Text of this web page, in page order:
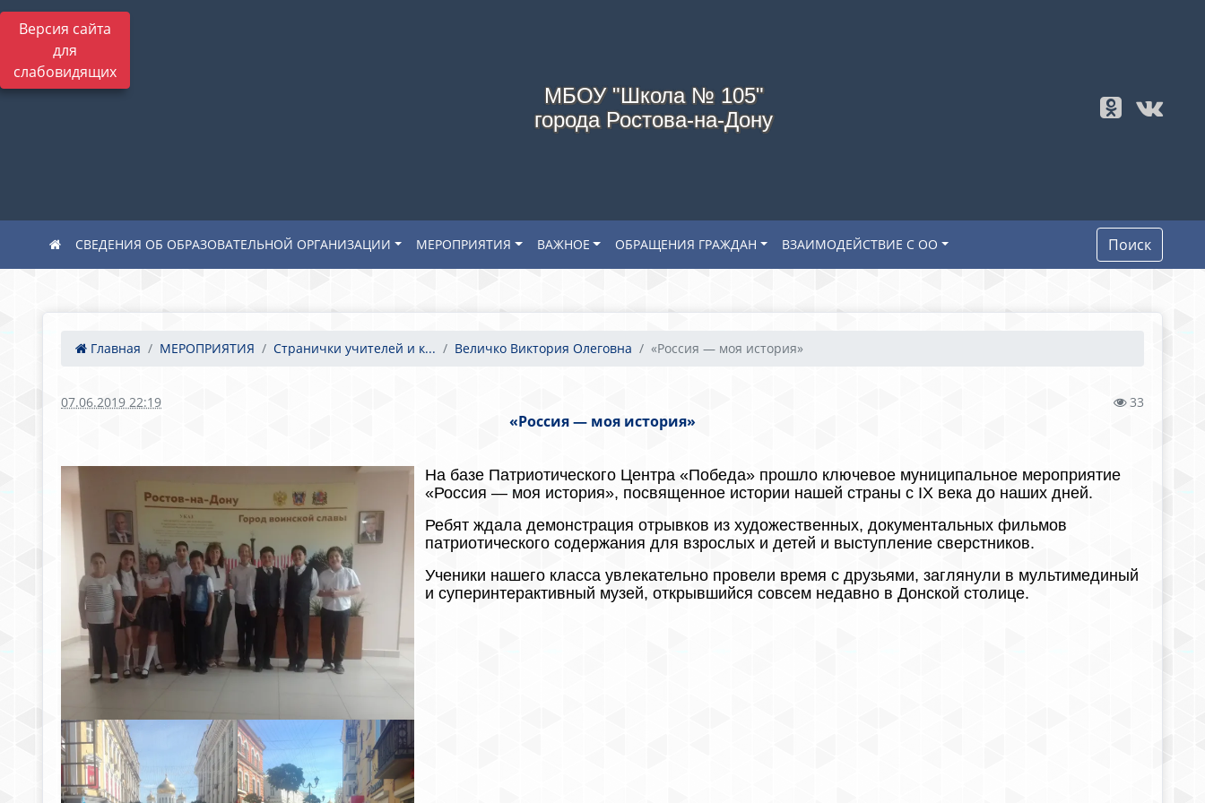
Версия сайта
для
слабовидящих
МБОУ "Школа № 105"
города Ростова-на-Дону
СВЕДЕНИЯ ОБ ОБРАЗОВАТЕЛЬНОЙ ОРГАНИЗАЦИИ МЕРОПРИЯТИЯ ВАЖНОЕ ОБРАЩЕНИЯ ГРАЖДАН ВЗАИМОДЕЙСТВИЕ С ОО Поиск
Главная МЕРОПРИЯТИЯ Странички учителей и к... Величко Виктория Олеговна «Россия — моя история»
07.06.2019 22:19 33
«Россия — моя история»
На базе Патриотического Центра «Победа» прошло ключевое муниципальное мероприятие
«Россия — моя история», посвященное истории нашей страны с IX века до наших дней.
Ребят ждала демонстрация отрывков из художественных, документальных фильмов
патриотического содержания для взрослых и детей и выступление сверстников.
Ученики нашего класса увлекательно провели время с друзьями, заглянули в мультимединый
и суперинтерактивный музей, открывшийся совсем недавно в Донской столице.